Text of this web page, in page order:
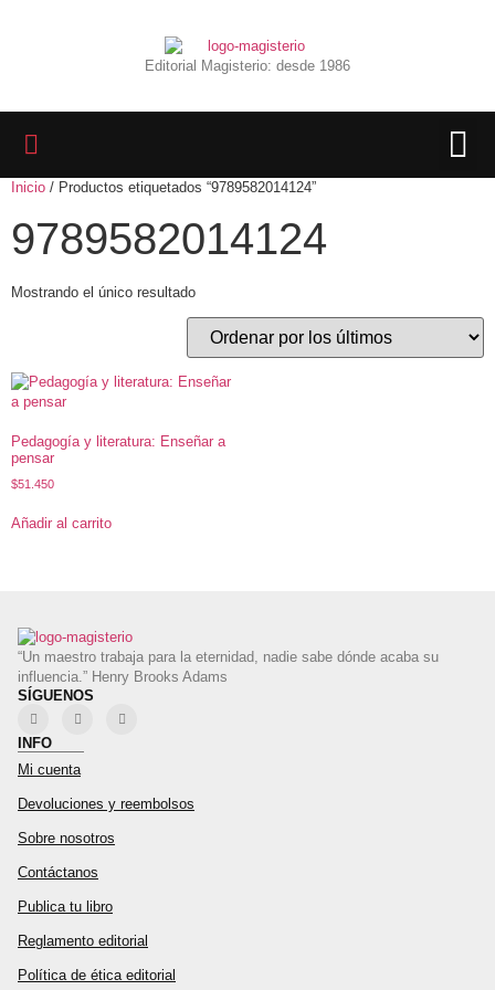
Editorial Magisterio: desde 1986
Inicio / Productos etiquetados “9789582014124”
9789582014124
Mostrando el único resultado
Pedagogía y literatura: Enseñar a
pensar
$51.450
Añadir al carrito
“Un maestro trabaja para la eternidad, nadie sabe dónde acaba su
influencia.” Henry Brooks Adams
SÍGUENOS
INFO
Mi cuenta
Devoluciones y reembolsos
Sobre nosotros
Contáctanos
Publica tu libro
Reglamento editorial
Política de ética editorial